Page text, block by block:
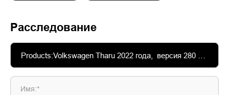
Расследование
Имя:*